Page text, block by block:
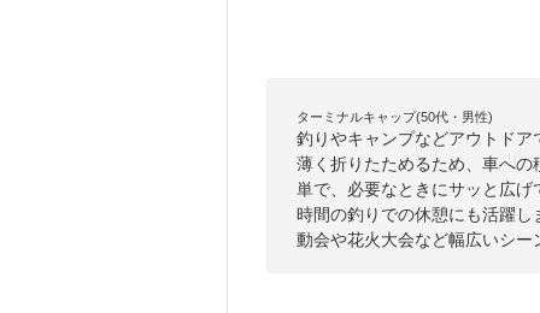
ターミナルキャップ(50代・男性)
釣りやキャンプなどアウトド
薄く折りたためるため、車へ
単で、必要なときにサッと広
時間の釣りでの休憩にも活躍
動会や花火大会など幅広いシ